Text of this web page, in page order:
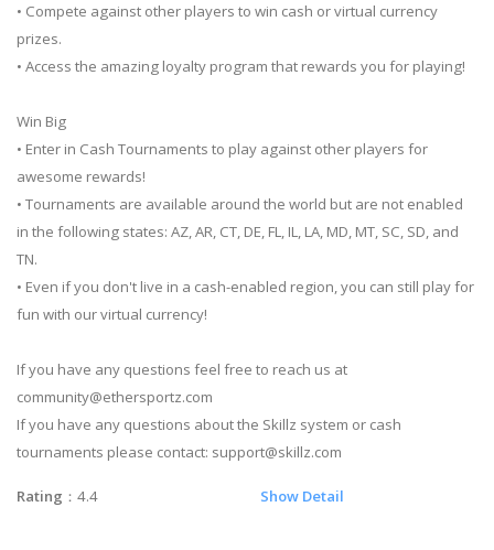
• Compete against other players to win cash or virtual currency
prizes.
• Access the amazing loyalty program that rewards you for playing!
Win Big
• Enter in Cash Tournaments to play against other players for
awesome rewards!
• Tournaments are available around the world but are not enabled
in the following states: AZ, AR, CT, DE, FL, IL, LA, MD, MT, SC, SD, and
TN.
• Even if you don't live in a cash-enabled region, you can still play for
fun with our virtual currency!
If you have any questions feel free to reach us at
community@ethersportz.com
If you have any questions about the Skillz system or cash
tournaments please contact: support@skillz.com
Rating ：4.4 Show Detail